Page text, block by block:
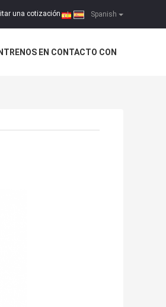
Spanish
una cotización |
EN CONTACTO CON